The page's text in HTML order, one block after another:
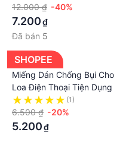
dòng Iphone
12/13/14/Pro/Max/Plus/mini
Citycase
12.000 ₫ -40%
7.200₫
Đã bán 5
SHOPEE
Miếng Dán Chống Bụi Cho
Loa Điện Thoại Tiện Dụng
(1)
6.500 ₫ -20%
5.200₫